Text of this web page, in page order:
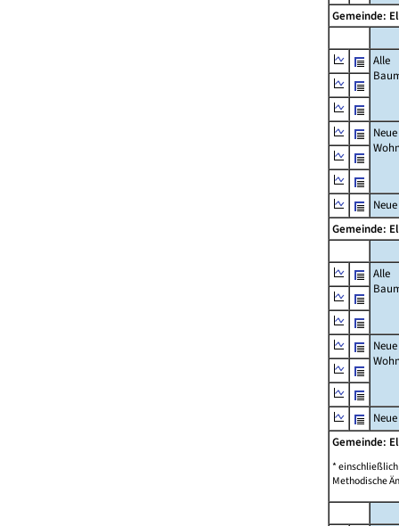
Gemeinde:
Alle
Neue
Gemeinde:
Alle
Neue
Gemeinde:
*
Methodische